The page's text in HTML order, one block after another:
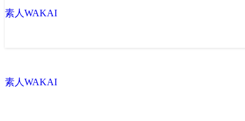
素人WAKAI
素人WAKAI